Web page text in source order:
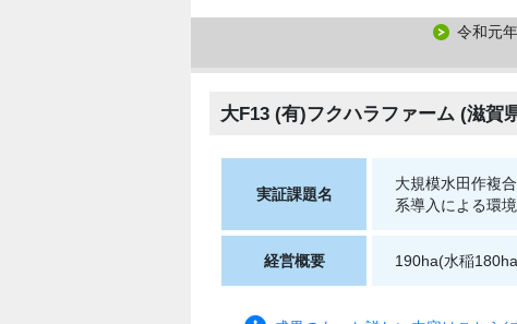
令和元
大F13 (有)フクハラファーム (滋賀
実証課題名
大規模水田作複
系導入による環
経営概要 190ha(水稲